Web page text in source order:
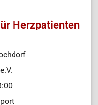
Herzpatienten